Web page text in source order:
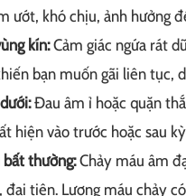
ướt, khó chịu, ảnh hưởng
kín:Cảm giác ngứa rát
bạn muốn gãi liên tục,
Đau âm ỉ hoặc quặn
hiện vào trước hoặc sau
thường:Chảy máu âm
tiện. Lượng máu chảy